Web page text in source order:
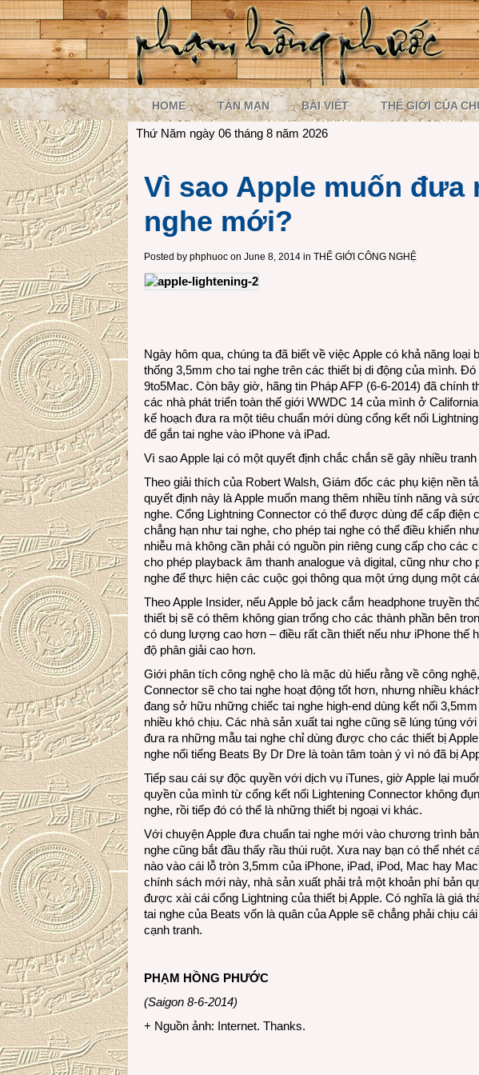
HOME TẢN MẠN BÀI VIẾT THẾ GIỚI CỦA
Thứ Năm ngày 06 tháng 8 năm 2026
Vì sao Apple muốn đưa
nghe mới?
Posted by phphuoc on June 8, 2014 in THẾ GIỚI CÔNG NGHỆ
Ngày hôm qua, chúng ta đã biết về việc Apple có khả năng loại
thống 3,5mm cho tai nghe trên các thiết bị di động của mình.
9to5Mac. Còn bây giờ, hãng tin Pháp AFP (6-6-2014) đã chính
các nhà phát triển toàn thế giới WWDC 14 của mình ở
kế hoạch đưa ra một tiêu chuẩn mới dùng cổng kết nối
để gắn tai nghe vào iPhone và iPad.
Vì sao Apple lại có một quyết định chắc chắn sẽ gây nhiều
Theo giải thích của Robert Walsh, Giám đốc các phụ kiện nền
quyết định này là Apple muốn mang thêm nhiều tính năng và
nghe. Cổng Lightning Connector có thể được dùng để cấp điện
chẳng hạn như tai nghe, cho phép tai nghe có thể điều khiển
nhiễu mà không cần phải có nguồn pin riêng cung cấp cho các
cho phép playback âm thanh analogue và digital, cũng như cho
nghe để thực hiện các cuộc gọi thông qua một ứng dụng một
Theo Apple Insider, nếu Apple bỏ jack cắm headphone truyền
thiết bị sẽ có thêm không gian trống cho các thành phần bên
có dung lượng cao hơn – điều rất cần thiết nếu như iPhone thế
độ phân giải cao hơn.
Giới phân tích công nghệ cho là mặc dù hiểu rằng về công
Connector sẽ cho tai nghe hoạt động tốt hơn, nhưng nhiều
đang sở hữu những chiếc tai nghe high-end dùng kết nối
nhiều khó chịu. Các nhà sản xuất tai nghe cũng sẽ lúng túng
đưa ra những mẫu tai nghe chỉ dùng được cho các thiết bị
nghe nổi tiếng Beats By Dr Dre là toàn tâm toàn ý vì nó đã bị
Tiếp sau cái sự độc quyền với dịch vụ iTunes, giờ Apple lại
quyền của mình từ cổng kết nối Lightening Connector không
nghe, rồi tiếp đó có thể là những thiết bị ngoại vi khác.
Với chuyện Apple đưa chuẩn tai nghe mới vào chương trình
nghe cũng bắt đầu thấy rầu thúi ruột. Xưa nay bạn có thể nhét
nào vào cái lỗ tròn 3,5mm của iPhone, iPad, iPod, Mac hay
chính sách mới này, nhà sản xuất phải trả một khoản phí bản
được xài cái cổng Lightning của thiết bị Apple. Có nghĩa là giá
tai nghe của Beats vốn là quân của Apple sẽ chẳng phải chịu
cạnh tranh.
PHẠM HỒNG PHƯỚC
(Saigon 8-6-2014)
+ Nguồn ảnh: Internet. Thanks.